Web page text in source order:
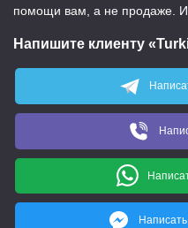
помощи вам, а не продаже. И
Напишите клиенту